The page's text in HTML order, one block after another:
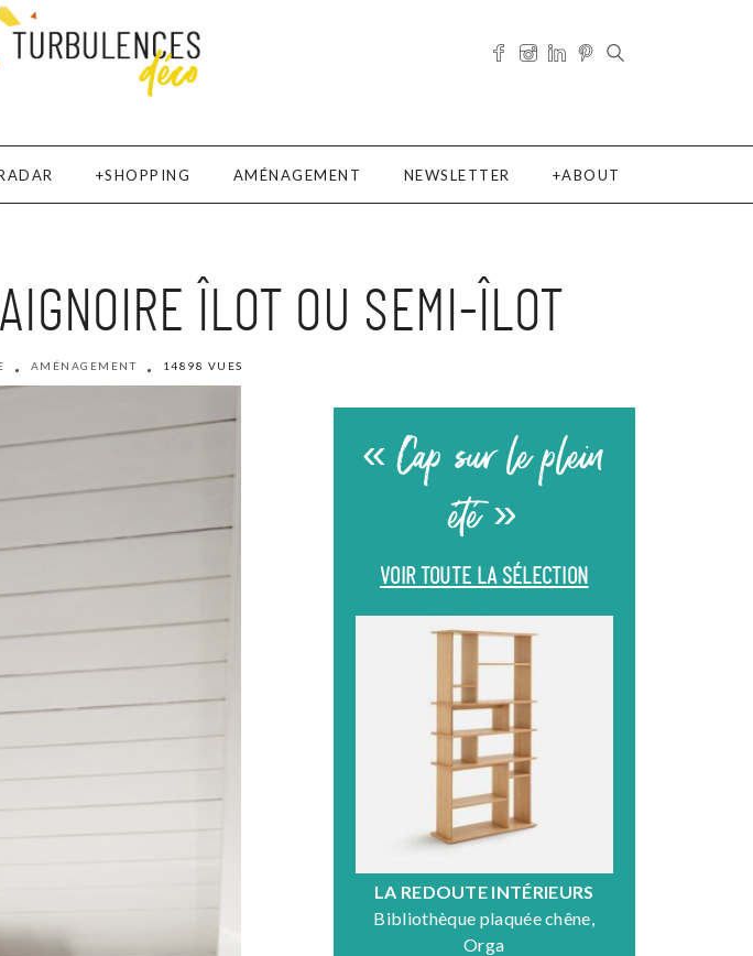
SHOPPING AMÉNAGEMENT NEWSLETTER ABOUT
ÎLOT OU SEMI-ÎLOT
AMÉNAGEMENT 14898 VUES
« Cap sur le plein
été »
VOIR TOUTE LA SÉLECTION
LA REDOUTE INTÉRIEURS
Bibliothèque plaquée chêne,
Orga